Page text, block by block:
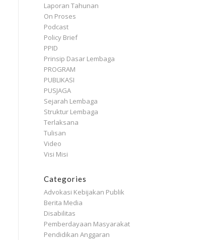
Laporan Tahunan
On Proses
Podcast
Policy Brief
PPID
Prinsip Dasar Lembaga
PROGRAM
PUBLIKASI
PUSJAGA
Sejarah Lembaga
Struktur Lembaga
Terlaksana
Tulisan
Video
Visi Misi
Categories
Advokasi Kebijakan Publik
Berita Media
Disabilitas
Pemberdayaan Masyarakat
Pendidikan Anggaran